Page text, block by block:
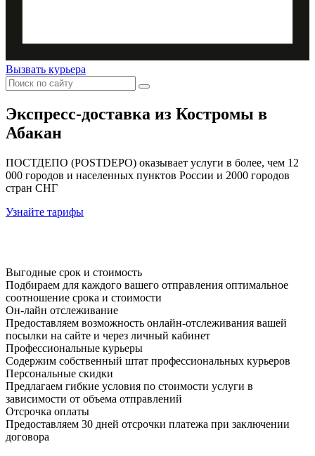
Вызвать курьера
Экспресс-доставка из Костромы в
Абакан
ПОСТДЕПО (POSTDEPO) оказывает услуги в более, чем 12
000 городов и населенных пунктов России и 2000 городов
стран СНГ
Узнайте тарифы
Выгодные срок и стоимость
Подбираем для каждого вашего отправления оптимальное
соотношение срока и стоимости
Он-лайн отслеживание
Предоставляем возможность онлайн-отслеживания вашей
посылки на сайте и через личный кабинет
Профессиональные курьеры
Содержим собственный штат профессиональных курьеров
Персональные скидки
Предлагаем гибкие условия по стоимости услуги в
зависимости от объема отправлений
Отсрочка оплаты
Предоставляем 30 дней отсрочки платежа при заключении
договора